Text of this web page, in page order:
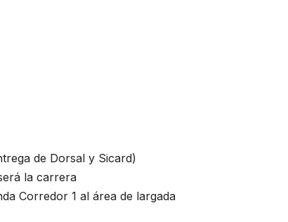
de Dorsal y Sicard)
la carrera
Corredor 1 al área de largada